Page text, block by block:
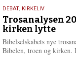
2.
juni
2026
DEBAT, KIRKELIV
Trosanalysen
kirken lytte
Bibelselskabets nye
Bibelen, troen og